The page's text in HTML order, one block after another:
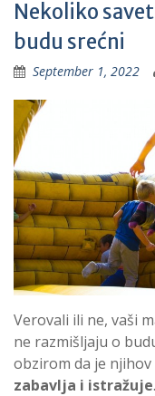
o
:
Nekoliko
budu srećni
September 1, 2022
Verovali ili ne, vaši
ne razmišljaju o
obzirom da je
zabavlja i istražuje.